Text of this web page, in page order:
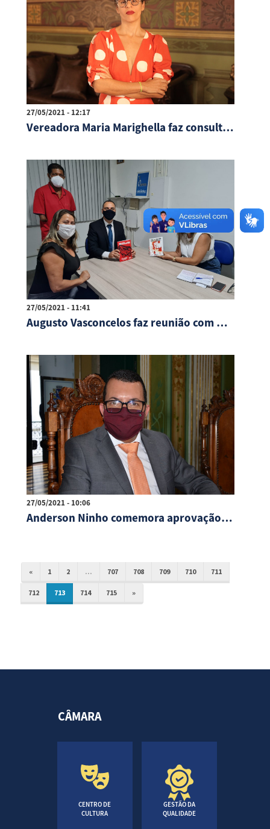
27/05/2021 - 12:17
Vereadora Maria Marighella faz consulta pública
27/05/2021 - 11:41
Augusto Vasconcelos faz reunião com Abadef
27/05/2021 - 10:06
Anderson Ninho comemora aprovação do projeto do CMEI de Dom Avelar
« 1 2 ... 707 708 709 710 711
712 713 714 715 »
CÂMARA
CENTRO DE
CULTURA
GESTÃO DA
QUALIDADE